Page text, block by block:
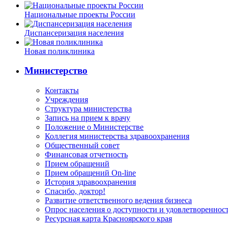
Национальные проекты России
Диспансеризация населения
Новая поликлиника
Министерство
Контакты
Учреждения
Структура министерства
Запись на прием к врачу
Положение о Министерстве
Коллегия министерства здравоохранения
Общественный совет
Финансовая отчетность
Прием обращений
Прием обращений On-line
История здравоохранения
Спасибо, доктор!
Развитие ответственного ведения бизнеса
Опрос населения о доступности и
Ресурсная карта Красноярского края